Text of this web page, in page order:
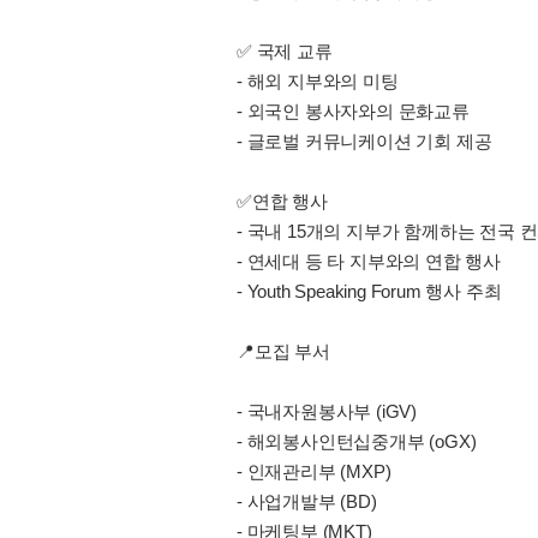
✅ 국제 교류
- 해외 지부와의 미팅
- 외국인 봉사자와의 문화교류
- 글로벌 커뮤니케이션 기회 제공
✅연합 행사
- 국내 15개의 지부가 함께하는 전국
- 연세대 등 타 지부와의 연합 행사
- Youth Speaking Forum 행사 주최
📍모집 부서
- 국내자원봉사부 (iGV)
- 해외봉사인턴십중개부 (oGX)
- 인재관리부 (MXP)
- 사업개발부 (BD)
- 마케팅부 (MKT)